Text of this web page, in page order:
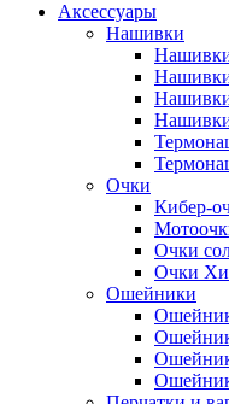
Аксессуары
Нашивки
Очки
Кибер-
Очки
Очки
Ошейники